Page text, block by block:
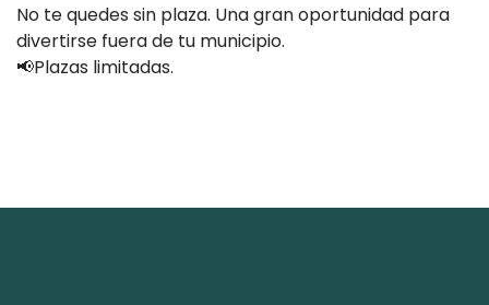
No te quedes sin plaza. Una gran oportunidad para
divertirse fuera de tu municipio.
📢Plazas limitadas.